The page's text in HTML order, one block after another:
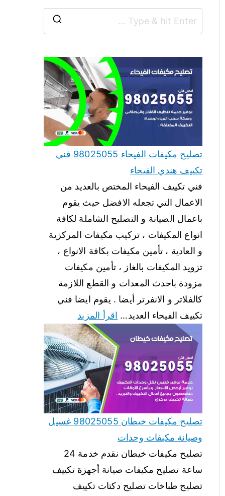
تصليح مكيفات الفيحاء 98025055 فني
تكييف هندي الفيحاء
فني تكييف الفيحاء المختص بالعديد من
الاعمال التي تجعله الافضل حيث يقوم
باعمال الصيانة و التصليح الشاملة لكافة
انواع المكيفات ، تركيب مكيفات المركزية
و العادية ، تأمين مكيفات بكافة الانواع ،
تزويد المكيفات بالغاز ، تأمين مكيفات
مزودة باحدث المعدات و القطع اللازمة
كالفلاتر و الانفرتر أيضا . يقوم ايضا فني
تكييف الفيحاء العديد… اقرأ المزيد
تصليح مكيفات خيطان 98025055 غسيل
وصيانة مكيفات وحدات
تصليح مكيفات خيطان نقدم خدمة 24
ساعة تصليح مكيفات صيانة أجهزة تكييف
تصليح طباخات تصليح دكتات تكييف